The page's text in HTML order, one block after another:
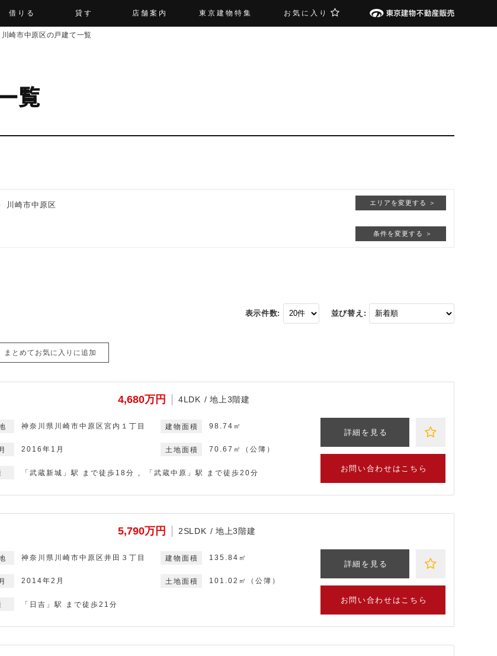
借りる 貸す 店舗案内 東京建物特集 お気に入り
川崎市中原区の戸建て一覧
覧
川崎市中原区 エリアを変更する ＞
条件を変更する ＞
並び替え:
表示件数:
まとめてお気に入りに追加
4,680万円 4LDK 地上3階建
神奈川県川崎市中原区宮内１丁目
2016年1月
98.74㎡
70.67㎡（公簿）
「武蔵新城」駅 まで徒歩18分 「武蔵中原」駅 まで徒歩20分
詳細を見る
お問い合わせはこちら
5,790万円 2SLDK 地上3階建
神奈川県川崎市中原区井田３丁目
2014年2月
135.84㎡
101.02㎡（公簿）
「日吉」駅 まで徒歩21分
詳細を見る
お問い合わせはこちら